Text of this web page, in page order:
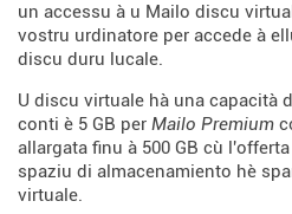
un accessu à u Mailo discu
vostru urdinatore per accede à
discu duru lucale.
U discu virtuale hà una capacità
conti è 5 GB per Mailo Premium
allargata finu à 500 GB cù l'offerta
spaziu di almacenamiento hè
virtuale.